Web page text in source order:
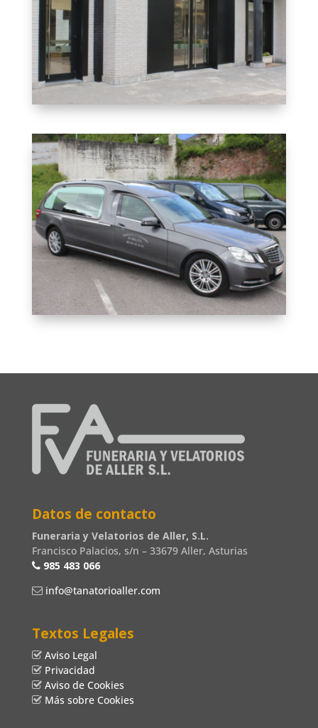
Datos de contacto
Funeraria y Velatorios de Aller, S.L.
Francisco Palacios, s/n – 33679 Aller, Asturias
985 483 066
info@tanatorioaller.com
Textos Legales
Aviso Legal
Privacidad
Aviso de Cookies
Más sobre Cookies